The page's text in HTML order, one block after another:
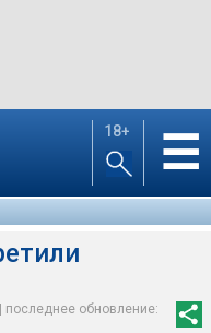
18+ ☰
последнее обновление: